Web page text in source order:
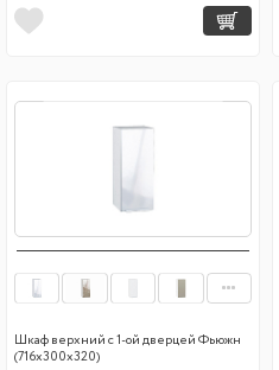
Шкаф верхний с 1-ой дверцей Фьюжн
(716х300х320)